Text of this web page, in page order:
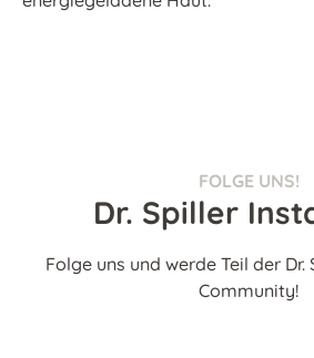
FOLGE UNS!
Dr. Spiller
Folge uns und werde Teil der
Community!